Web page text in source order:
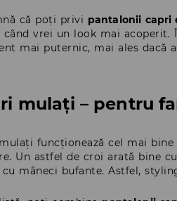
că poți privi pantalonii capri
vrei un look mai
mai puternic, mai ales dacă
mulați – pentru
mulați funcționează cel mai
Un astfel de croi arată bine
mâneci bufante. Astfel,